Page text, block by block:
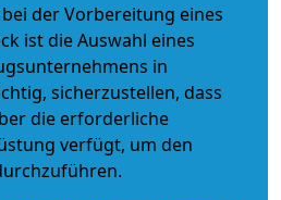
der Vorbereitung eines
ist die Auswahl eines
in
sicherzustellen, dass
die erforderliche
verfügt, um den